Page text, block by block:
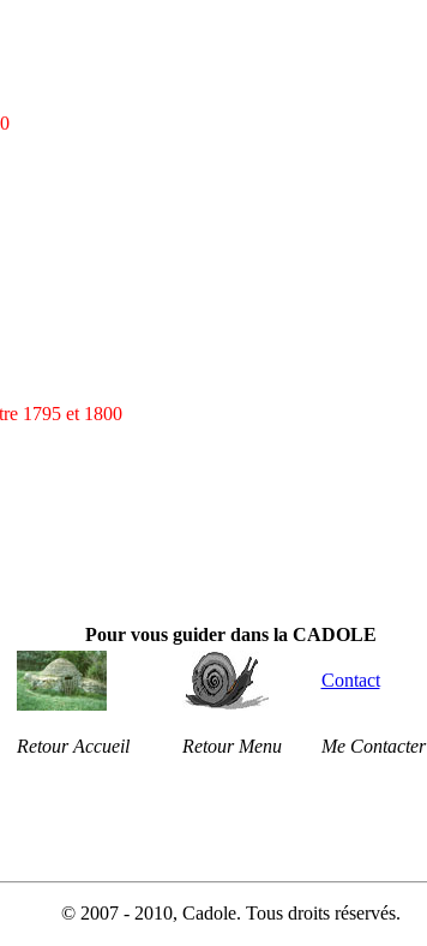
1795 et 1800
Pour vous guider dans la CADOLE
Contact
Retour Accueil Retour Menu Me Contacter
© 2007 - 2010, Cadole. Tous droits réservés.